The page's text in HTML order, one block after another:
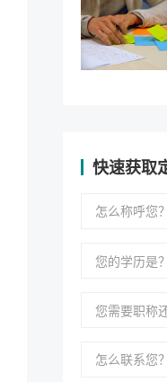
快速获取